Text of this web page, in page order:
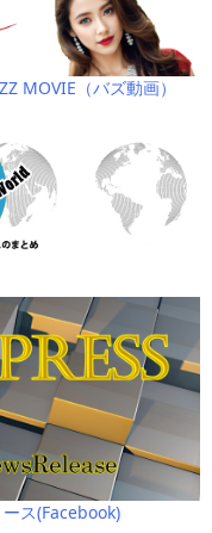
MOVIE（バズ動画）
ス(Facebook)